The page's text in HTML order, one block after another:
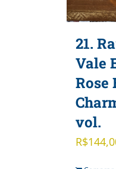
21.
Vale
Rose
vol.
R$